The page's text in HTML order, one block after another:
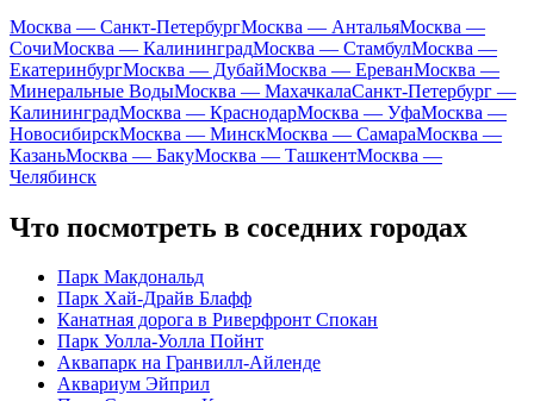
Москва — Санкт-ПетербургМосква — АнтальяМосква —
СочиМосква — КалининградМосква — СтамбулМосква —
ЕкатеринбургМосква — ДубайМосква — ЕреванМосква —
Минеральные ВодыМосква — МахачкалаСанкт-Петербург —
КалининградМосква — КраснодарМосква — УфаМосква —
НовосибирскМосква — МинскМосква — СамараМосква —
КазаньМосква — БакуМосква — ТашкентМосква —
Челябинск
Что посмотреть в соседних городах
Парк Макдональд
Парк Хай-Драйв Блафф
Канатная дорога в Риверфронт Спокан
Парк Уолла-Уолла Пойнт
Аквапарк на Гранвилл-Айленде
Аквариум Эйприл